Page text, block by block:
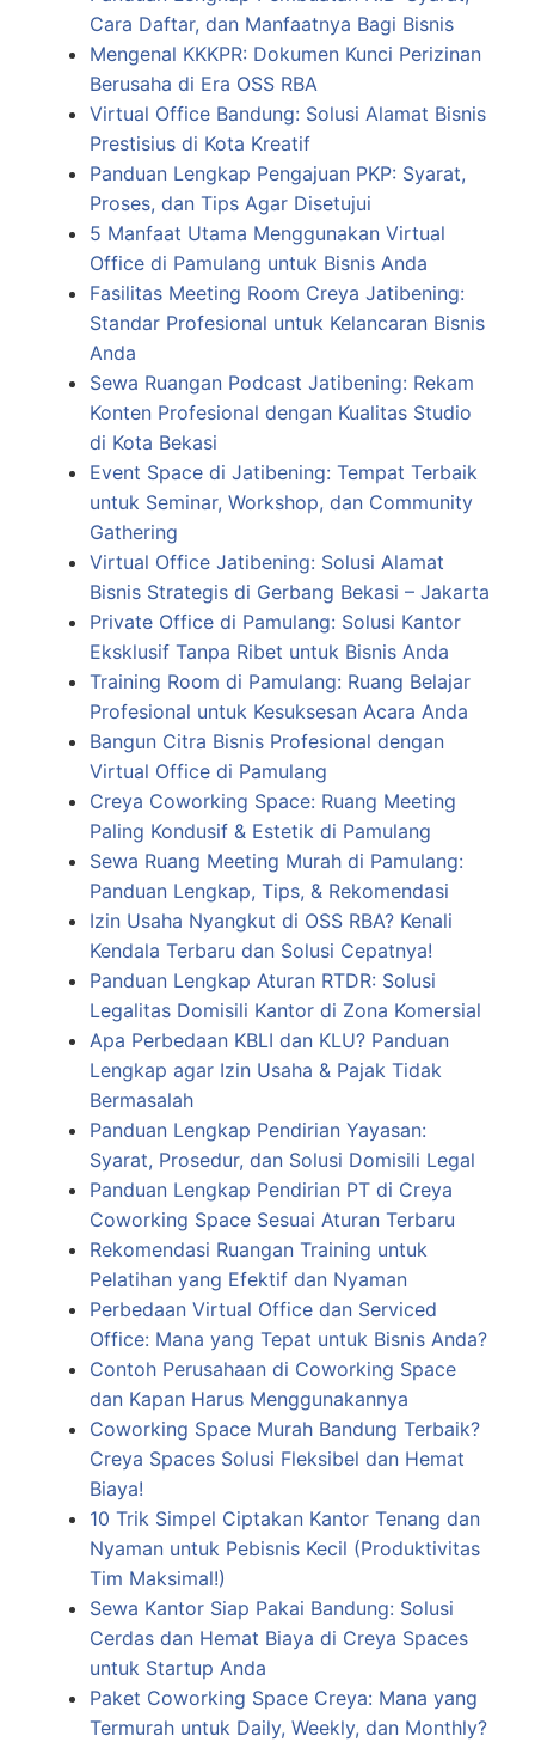
Cara Daftar, dan Manfaatnya Bagi Bisnis
Mengenal KKKPR: Dokumen Kunci Perizinan
Berusaha di Era OSS RBA
Virtual Office Bandung: Solusi Alamat Bisnis
Prestisius di Kota Kreatif
Panduan Lengkap Pengajuan PKP: Syarat,
Proses, dan Tips Agar Disetujui
5 Manfaat Utama Menggunakan Virtual
Office di Pamulang untuk Bisnis Anda
Fasilitas Meeting Room Creya Jatibening:
Standar Profesional untuk Kelancaran Bisnis
Anda
Sewa Ruangan Podcast Jatibening: Rekam
Konten Profesional dengan Kualitas Studio
di Kota Bekasi
Event Space di Jatibening: Tempat Terbaik
untuk Seminar, Workshop, dan Community
Gathering
Virtual Office Jatibening: Solusi Alamat
Bisnis Strategis di Gerbang Bekasi – Jakarta
Private Office di Pamulang: Solusi Kantor
Eksklusif Tanpa Ribet untuk Bisnis Anda
Training Room di Pamulang: Ruang Belajar
Profesional untuk Kesuksesan Acara Anda
Bangun Citra Bisnis Profesional dengan
Virtual Office di Pamulang
Creya Coworking Space: Ruang Meeting
Paling Kondusif & Estetik di Pamulang
Sewa Ruang Meeting Murah di Pamulang:
Panduan Lengkap, Tips, & Rekomendasi
Izin Usaha Nyangkut di OSS RBA? Kenali
Kendala Terbaru dan Solusi Cepatnya!
Panduan Lengkap Aturan RTDR: Solusi
Legalitas Domisili Kantor di Zona Komersial
Apa Perbedaan KBLI dan KLU? Panduan
Lengkap agar Izin Usaha & Pajak Tidak
Bermasalah
Panduan Lengkap Pendirian Yayasan:
Syarat, Prosedur, dan Solusi Domisili Legal
Panduan Lengkap Pendirian PT di Creya
Coworking Space Sesuai Aturan Terbaru
Rekomendasi Ruangan Training untuk
Pelatihan yang Efektif dan Nyaman
Perbedaan Virtual Office dan Serviced
Office: Mana yang Tepat untuk Bisnis Anda?
Contoh Perusahaan di Coworking Space
dan Kapan Harus Menggunakannya
Coworking Space Murah Bandung Terbaik?
Creya Spaces Solusi Fleksibel dan Hemat
Biaya!
10 Trik Simpel Ciptakan Kantor Tenang dan
Nyaman untuk Pebisnis Kecil (Produktivitas
Tim Maksimal!)
Sewa Kantor Siap Pakai Bandung: Solusi
Cerdas dan Hemat Biaya di Creya Spaces
untuk Startup Anda
Paket Coworking Space Creya: Mana yang
Termurah untuk Daily, Weekly, dan Monthly?